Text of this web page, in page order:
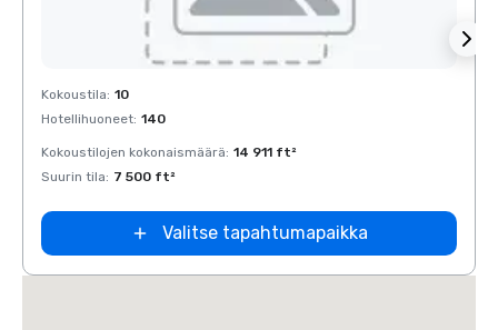
Removed from favorites
Kokoustila: 10
Hotellihuoneet: 140
Kokoustilojen kokonaismäärä: 14 911 ft²
Suurin tila: 7 500 ft²
Valitse tapahtumapaikka
Dallas
Galleria
Stay America